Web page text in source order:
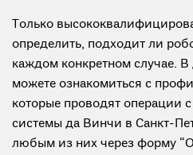
Только
определить, подходит ли
каждом конкретном случае.
можете ознакомиться с
которые проводят операции
системы да Винчи в Санкт-
любым из них через форму